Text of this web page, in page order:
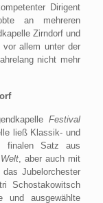
Dirigent
an mehreren
Zirndorf und
allem unter der
nicht mehr
Festival
ließ Klassik- und
finalen Satz aus
, aber auch mit
Jubelorchester
Schostakowitsch
und ausgewählte